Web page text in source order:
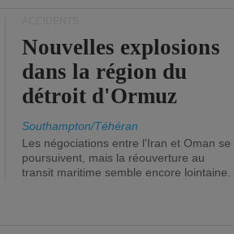
Nouvelles explosions
dans la région du
détroit d'Ormuz
Southampton/Téhéran
Les négociations entre l'Iran et Oman se
poursuivent, mais la réouverture au
transit maritime semble encore lointaine.